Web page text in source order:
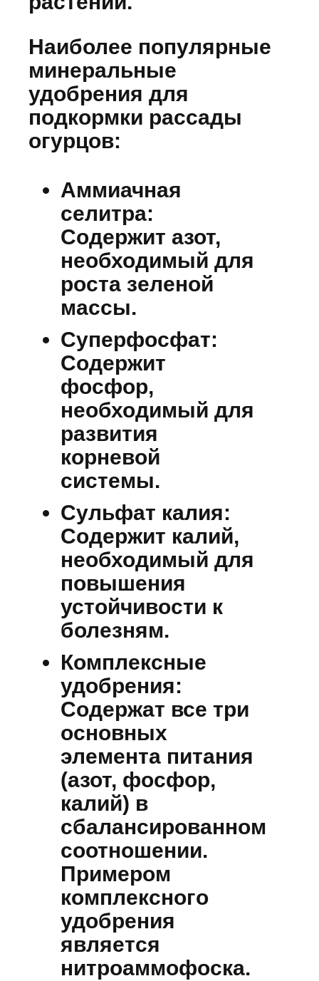
Наиболее популярные
минеральные
удобрения для
подкормки рассады
огурцов:
Аммиачная
селитра:
Содержит азот,
необходимый для
роста зеленой
массы.
Суперфосфат:
Содержит
фосфор,
необходимый для
развития
корневой
системы.
Сульфат калия:
Содержит калий,
необходимый для
повышения
устойчивости к
болезням.
Комплексные
удобрения:
Содержат все три
основных
элемента питания
(азот, фосфор,
калий) в
сбалансированном
соотношении.
Примером
комплексного
удобрения
является
нитроаммофоска.